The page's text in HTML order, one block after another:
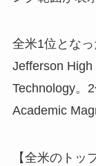
全米1位とな
Jefferson
Technology。
Academic
【全米のトッ